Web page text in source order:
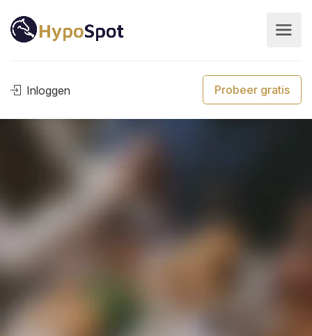
Inloggen Probeer gratis